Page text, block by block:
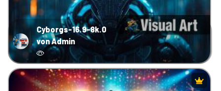
Cyborgs-16.9-8k.0
von Admin